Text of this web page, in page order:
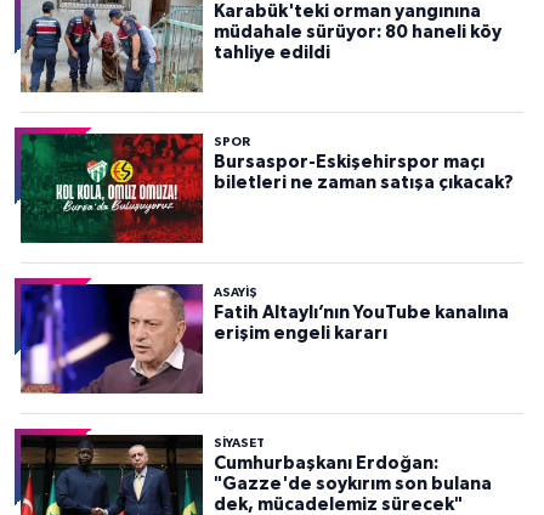
Karabük'teki orman yangınına
müdahale sürüyor: 80 haneli köy
tahliye edildi
SPOR
Bursaspor-Eskişehirspor maçı
biletleri ne zaman satışa çıkacak?
ASAYİŞ
Fatih Altaylı’nın YouTube kanalına
erişim engeli kararı
SİYASET
Cumhurbaşkanı Erdoğan:
"Gazze'de soykırım son bulana
dek, mücadelemiz sürecek"